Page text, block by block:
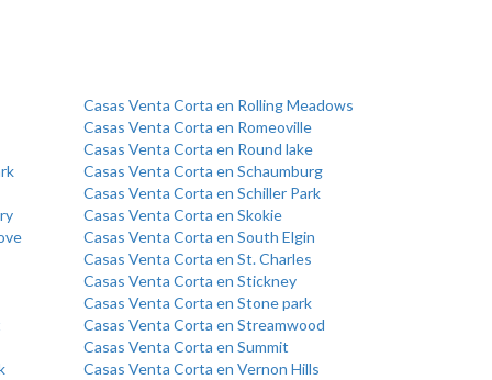
Casas Venta Corta en Rolling Meadows
Casas Venta Corta en Romeoville
Casas Venta Corta en Round lake
Casas Venta Corta en Schaumburg
Casas Venta Corta en Schiller Park
Casas Venta Corta en Skokie
Casas Venta Corta en South Elgin
Casas Venta Corta en St. Charles
Casas Venta Corta en Stickney
Casas Venta Corta en Stone park
Casas Venta Corta en Streamwood
Casas Venta Corta en Summit
Casas Venta Corta en Vernon Hills